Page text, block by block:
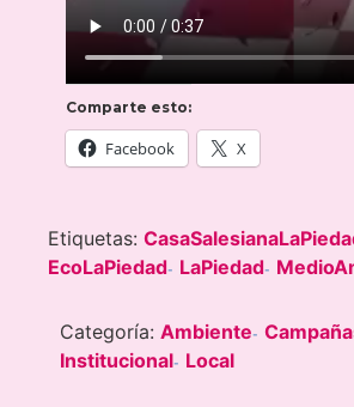
Comparte esto:
Facebook X
Etiquetas:
EcoLaPiedad- LaPiedad-
Categoría: Ambiente-
Institucional- Local